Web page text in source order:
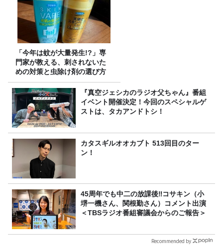
「今年は蚊が大量発生!?」専
門家が教える、刺されないた
めの対策と虫除け剤の選び方
『真空ジェシカのラジオ父ちゃん』番組
イベント開催決定！今回のスペシャルゲ
ストは、タカアンドトシ！
カタスギルオオカブト 513回目のター
ン！
45周年でも中二の放課後‼コサキン（小
堺一機さん、関根勤さん）コメント出演
＜TBSラジオ番組審議会からのご報告＞
Recommended by